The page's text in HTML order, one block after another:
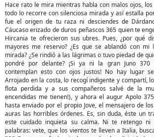
Hace rato le mira mientras habla con malos ojos,
todo lo recorre con silenciosa mirada y así estalla
fue el origen de tu raza ni desciendes de
Cáucaso erizado de duros peñascos 365 quien te
Hircania te ofrecieron sus ubres. Pues, ¿por qué
mayores me reservo? ¿Es que se ablandó con mi
mirada? ¿Se rindió a las lágrimas o tuvo piedad de
pondré por delante? ¡Si ya ni la gran Juno
contemplan esto con ojos justos! No hay lugar
Arrojado en la costa, lo recogí indigente y compartí,
flota perdida y a sus compañeros salvé de la
encendidas me tienen!), y ahora el augur Apolo
hasta enviado por el propio Jove, el mensajero de
auras las horribles órdenes. Es, sin duda, éste un
este cuidado inquieta su calma. Ni te retengo
palabras: vete, que los vientos te lleven a Italia,